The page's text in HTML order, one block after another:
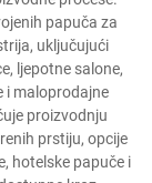
papuča za
uključujući
ljepotne salone,
i maloprodajne
proizvodnju
prstiju, opcije
hotelske papuče i